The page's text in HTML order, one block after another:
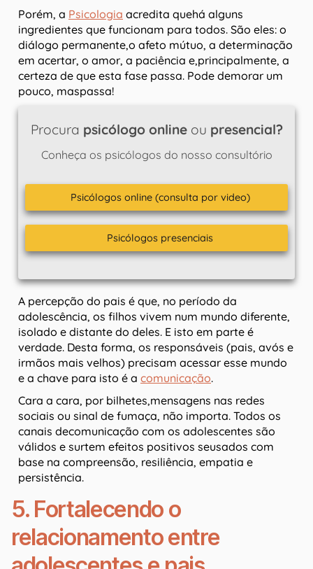
Porém, a Psicologia acredita quehá alguns
ingredientes que funcionam para todos. São eles: o
diálogo permanente,o afeto mútuo, a determinação
em acertar, o amor, a paciência e,principalmente, a
certeza de que esta fase passa. Pode demorar um
pouco, maspassa!
Procura psicólogo onlineou presencial?
Conheça os psicólogos do nosso consultório
Psicólogos online (consulta por video)
Psicólogos presenciais
A percepção do pais é que, no período da
adolescência, os filhos vivem num mundo diferente,
isolado e distante do deles. E isto em parte é
verdade. Desta forma, os responsáveis (pais, avós e
irmãos mais velhos) precisam acessar esse mundo
e a chave para isto é a comunicação.
Cara a cara, por bilhetes,mensagens nas redes
sociais ou sinal de fumaça, não importa. Todos os
canais decomunicação com os adolescentes são
válidos e surtem efeitos positivos seusados com
base na compreensão, resiliência, empatia e
persistência.
5. Fortalecendo o
relacionamento entre